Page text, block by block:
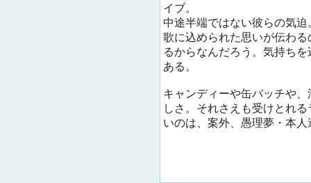
イブ。
中途半端ではない彼らの気
歌に込められた思いが伝わ
るからなんだろう。気持ち
ある。
キャンディーや缶バッチや
しさ。それさえも受けとれ
いのは、案外、愚理夢・本